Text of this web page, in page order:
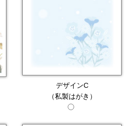
デザインC
（私製はがき）